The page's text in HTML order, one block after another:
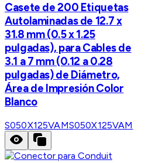
Casete de 200 Etiquetas
Autolaminadas de 12.7 x
31.8 mm (0.5 x 1.25
pulgadas), para Cables de
3.1 a 7 mm (0.12 a 0.28
pulgadas) de Diámetro,
Área de Impresión Color
Blanco
S050X125VAMS050X125VAM